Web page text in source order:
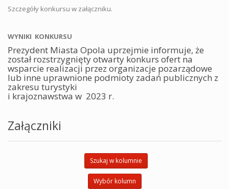
Szczegóły konkursu w załączniku.
WYNIKI KONKURSU
Prezydent Miasta Opola uprzejmie informuje, że
został rozstrzygnięty otwarty konkurs ofert na
wsparcie realizacji przez organizacje pozarządowe
lub inne uprawnione podmioty zadań publicznych z
zakresu turystyki
i krajoznawstwa w 2023 r.
Załączniki
Szukaj w kolumnie
Wybór kolumn